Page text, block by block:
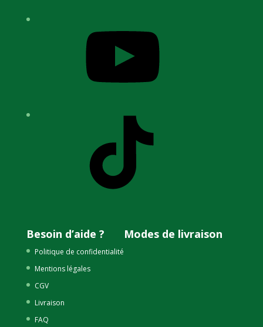
Besoin d’aide ?
Politique de confidentialité
Mentions légales
CGV
Livraison
FAQ
Modes de livraison